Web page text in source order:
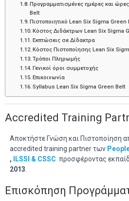
Προγραμματισμένες ημέρες και
Belt
Πιστοποιητικό Lean Six Sigma Green
Κόστος Διδάκτρων Lean Six Sigma
Εκπτώσεις σε Δίδακτρα ️
Κόστος Πιστοποίησης Lean Six
Τρόποι Πληρωμής
Γενικοί όροι συμμετοχής
Επικοινωνία
Syllabus Lean Six Sigma Green Belt
Accredited Training
Αποκτήστε Γνώση και Πιστοποίηση
accredited training partner των
,
ILSSI & CSSC προσφέροντας
2013
Επισκόπηση